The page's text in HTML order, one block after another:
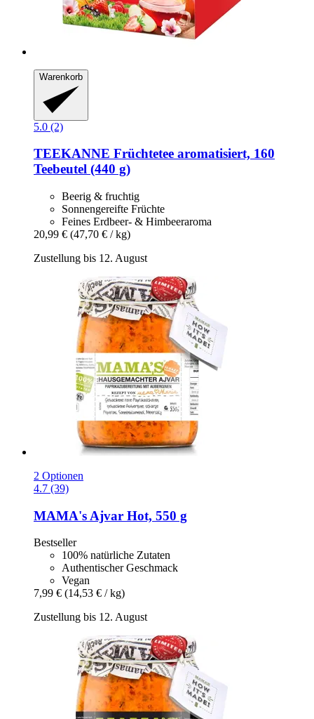
Warenkorb
5.0 (2)
TEEKANNE Früchtetee aromatisiert, 160
Teebeutel (440 g)
Beerig & fruchtig
Sonnengereifte Früchte
Feines Erdbeer- & Himbeeraroma
20,99 € (47,70 € / kg)
Zustellung bis 12. August
2 Optionen
4.7 (39)
MAMA's Ajvar Hot, 550 g
Bestseller
100% natürliche Zutaten
Authentischer Geschmack
Vegan
7,99 € (14,53 € / kg)
Zustellung bis 12. August